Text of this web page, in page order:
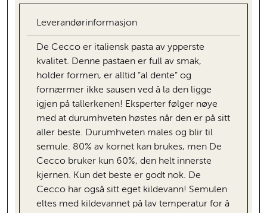
Leverandørinformasjon
De Cecco er italiensk pasta av ypperste
kvalitet. Denne pastaen er full av smak,
holder formen, er alltid ”al dente” og
fornærmer ikke sausen ved å la den ligge
igjen på tallerkenen! Eksperter følger nøye
med at durumhveten høstes når den er på sitt
aller beste. Durumhveten males og blir til
semule. 80% av kornet kan brukes, men De
Cecco bruker kun 60%, den helt innerste
kjernen. Kun det beste er godt nok. De
Cecco har også sitt eget kildevann! Semulen
eltes med kildevannet på lav temperatur for å